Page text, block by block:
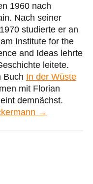
1960 nach
Nach seiner
studierte er an
Institute for the
and Ideas lehrte
leitete.
Buch In der Wüste
mit Florian
demnächst.
→